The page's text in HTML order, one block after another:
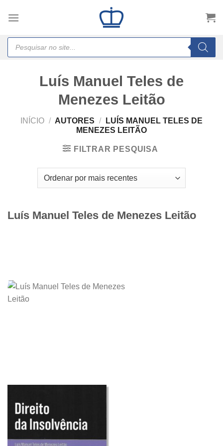
Products
search
Luís Manuel Teles de
Menezes Leitão
INÍCIO / AUTORES /
LUÍS MANUEL TELES DE
MENEZES LEITÃO
FILTRAR PESQUISA
Luís Manuel Teles de Menezes Leitão